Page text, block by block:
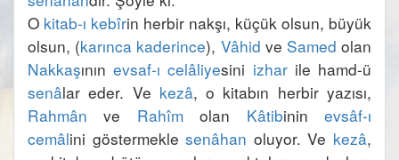
O kitab-ı kebîrin herbir nakşı, küçük olsun, büyük
olsun, (karınca kaderince), Vâhid ve Samed
Nakkaşının evsaf-ı celâliyesini izhar
senâlar eder. Ve kezâ
Rahmân ve Rahîm olan Kâtibinin evsâf-ı
cemâlini göstermekle senâhan oluyor. Ve kezâ,